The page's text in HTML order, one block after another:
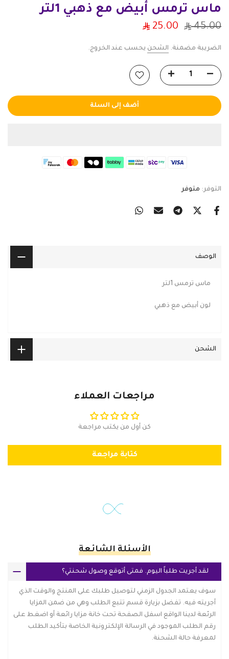
ماس ترمس أبيض مع ذهبي 1لتر
45.00
25.00
الضريبة مضمنة. الشحن يحسب عند الخروج.
أضف إلى السلة
التوفر: متوفر
الوصف
ماس ترمس 1لتر
لون أبيض مع ذهبي
الشحن
مراجعات العملاء
كن أول من يكتب مراجعة
كتابة مراجعة
الأسئلة الشائعة
لقد أجريت طلباً اليوم. فمتى أتوقع وصول شحنتي؟
سوف يعتمد الجدول الزمني لتوصيل طلبك على المنتج والوقت الذي
أجريته فيه. تفضل بزيارة قسم تتبع الطلب وهي من ضمن المزايا
الرئعة لدينا الواقع اسفل الصفحة تحت خانة مزايا رائعة أو اضغط على
رقم الطلب الموجود في الرسالة الإلكترونية الخاصة بتأكيد الطلب
لمعرفة حالة الشحنة.